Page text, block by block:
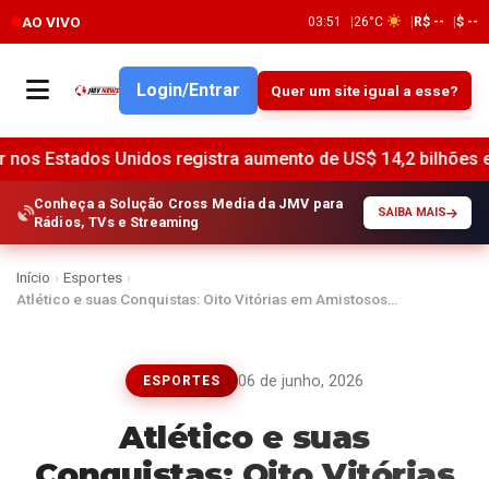
AO VIVO 03:51 26°C R$ -- $ --
Login/Entrar Quer um site igual a esse?
Unidos registra aumento de US$ 14,2 bilhões em junho,
Conheça a Solução Cross Media da JMV para
Rádios, TVs e Streaming
SAIBA MAIS
Início › Esportes ›
Atlético e suas Conquistas: Oito Vitórias em Amistosos…
ESPORTES 06 de junho, 2026
Atlético e suas